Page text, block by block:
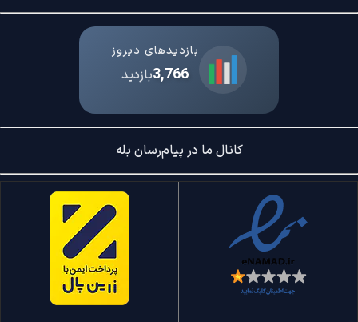
بازدیدهای دیروز
3,766بازدید
کانال ما در پیام‌رسان بله